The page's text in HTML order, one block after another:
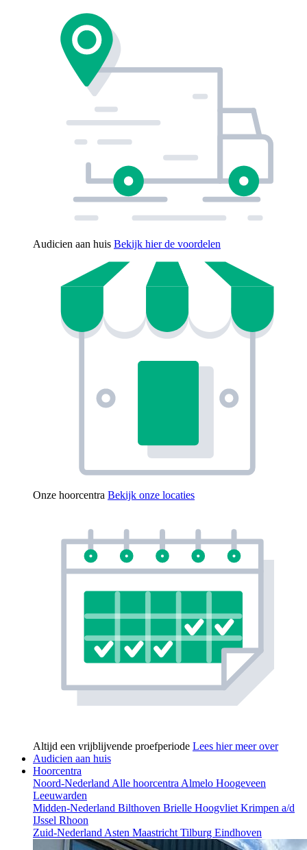
Audicien aan huis Bekijk hier de voordelen
Onze hoorcentra Bekijk onze locaties
Altijd een vrijblijvende proefperiode Lees hier meer over
Audicien aan huis
Hoorcentra
Noord-NederlandAlle hoorcentraAlmelo Hoogeveen
Leeuwarden
Midden-Nederland Bilthoven Brielle HoogvlietKrimpen a/d
IJssel Rhoon
Zuid-NederlandAsten MaastrichtTilburg Eindhoven